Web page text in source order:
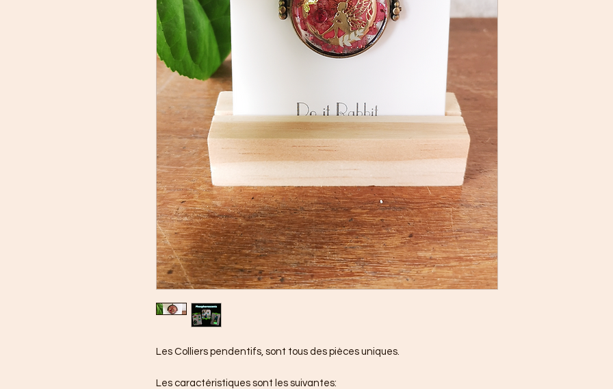
Les Colliers pendentifs, sont tous des pièces uniques.
Les caractéristiques sont les suivantes: